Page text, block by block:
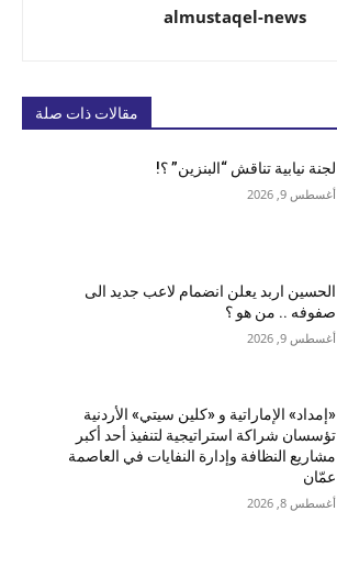
almustaqel-news
مقالات ذات صلة
لجنة نيابية تناقش “البنزين” ؟!
أغسطس 9, 2026
الحسين اربد يعلن انضمام لاعب جديد الى
صفوفه .. من هو ؟
أغسطس 9, 2026
«إمداد» الإماراتية و «كلين سيتي» الأردنية
تؤسسان شراكة استراتيجية لتنفيذ أحد أكبر
مشاريع النظافة وإدارة النفايات في العاصمة
عمّان
أغسطس 8, 2026